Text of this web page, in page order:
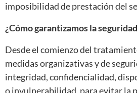
imposibilidad de prestación del
¿Cómo garantizamos la
Desde el comienzo del
medidas organizativas y de
integridad, confidencialidad,
o invulnerabilidad, para evitar la